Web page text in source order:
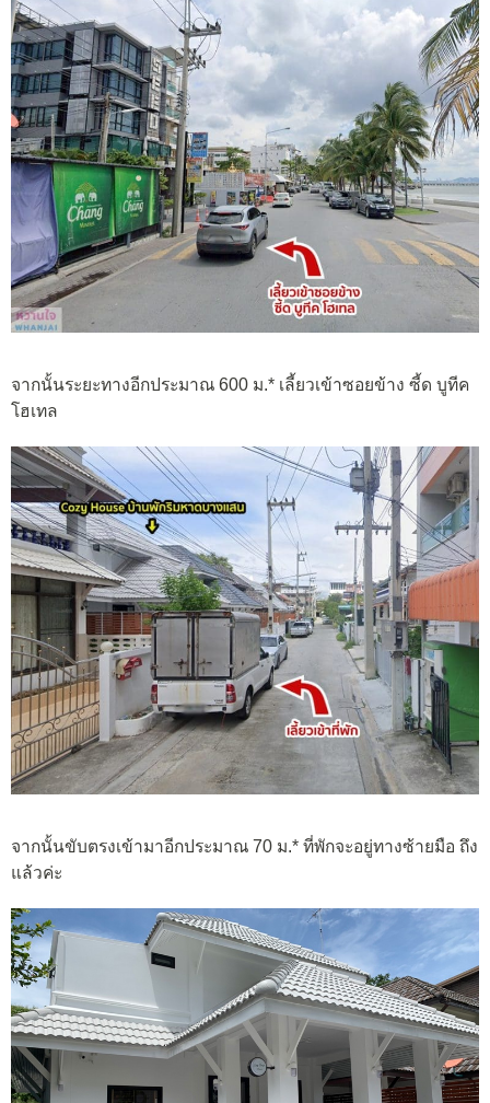
จากนั้นระยะทางอีกประมาณ 600 ม.* เลี้ยวเข้าซอยข้าง ซี้ด บูทีค
โฮเทล
จากนั้นขับตรงเข้ามาอีกประมาณ 70 ม.* ที่พักจะอยู่ทางซ้ายมือ ถึง
แล้วค่ะ